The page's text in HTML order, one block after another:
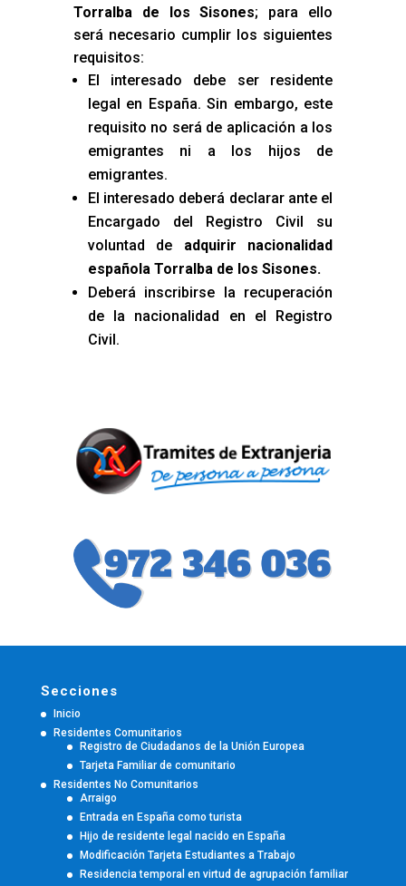
Torralba de los Sisones; para ello
será necesario cumplir los siguientes
requisitos:
El interesado debe ser residente
legal en España. Sin embargo, este
requisito no será de aplicación a los
emigrantes ni a los hijos de
emigrantes.
El interesado deberá declarar ante el
Encargado del Registro Civil su
voluntad de adquirir nacionalidad
española Torralba de los Sisones.
Deberá inscribirse la recuperación
de la nacionalidad en el Registro
Civil.
Secciones
Inicio
Residentes Comunitarios
Registro de Ciudadanos de la Unión Europea
Tarjeta Familiar de comunitario
Residentes No Comunitarios
Arraigo
Entrada en España como turista
Hijo de residente legal nacido en España
Modificación Tarjeta Estudiantes a Trabajo
Residencia temporal en virtud de agrupación familiar